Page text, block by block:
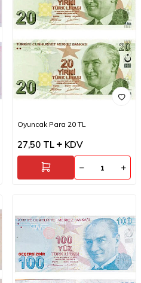
Oyuncak Para 20 TL
27,50 TL KDV